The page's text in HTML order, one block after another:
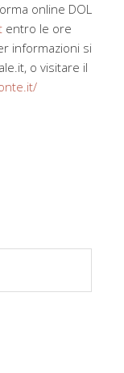
online DOL
entro le ore
informazioni si
o visitare il